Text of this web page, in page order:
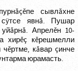
сывлăхне
явнă. Пушар
Апрелĕн 10-
хирĕç кĕрешмелли
кăвар çинче
юрамасть.